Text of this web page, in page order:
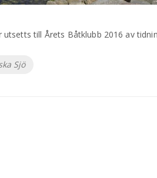
till Årets Båtklubb 2016 av
Sjö